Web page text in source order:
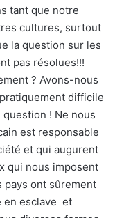
tant que notre
cultures, surtout
la question sur les
pas résolues!!!
? Avons-nous
difficile
! Ne nous
est responsable
et qui augurent
qui nous imposent
pays ont sûrement
en esclave et